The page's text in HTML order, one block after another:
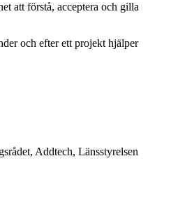
att förstå, acceptera och gilla
och efter ett projekt hjälper
Addtech, Länsstyrelsen